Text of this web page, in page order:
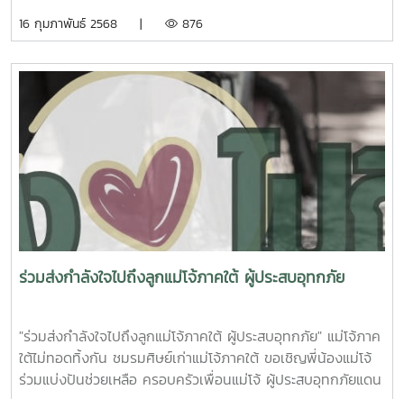
16 กุมภาพันธ์ 2568 | 876
ร่วมส่งกำลังใจไปถึงลูกแม่โจ้ภาคใต้ ผู้ประสบอุทกภัย
"ร่วมส่งกำลังใจไปถึงลูกแม่โจ้ภาคใต้ ผู้ประสบอุทกภัย" แม่โจ้ภาค
ใต้ไม่ทอดทิ้งกัน ชมรมศิษย์เก่าแม่โจ้ภาคใต้ ขอเชิญพี่น้องแม่โจ้
ร่วมแบ่งปันช่วยเหลือ ครอบครัวเพื่อนแม่โจ้ ผู้ประสบอุทกภัยแดน